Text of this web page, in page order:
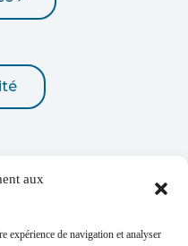
aux
expérience de navigation et analyser